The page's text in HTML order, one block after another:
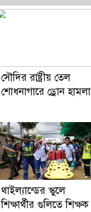
সৌদির রাষ্ট্রীয় তেল
শোধনাগারে ড্রোন হামলা
থাইল্যান্ডের স্কুলে
শিক্ষার্থীর গুলিতে শিক্ষক